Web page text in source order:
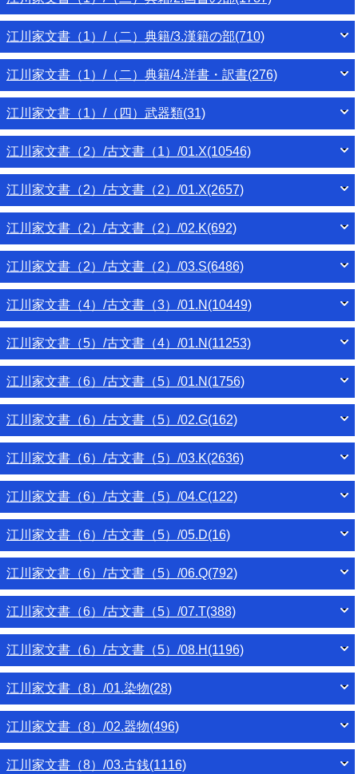
江川家文書（1）/（二）典籍/3.漢籍の部(710)
江川家文書（1）/（二）典籍/4.洋書・訳書(276)
江川家文書（1）/（四）武器類(31)
江川家文書（2）/古文書（1）/01.X(10546)
江川家文書（2）/古文書（2）/01.X(2657)
江川家文書（2）/古文書（2）/02.K(692)
江川家文書（2）/古文書（2）/03.S(6486)
江川家文書（4）/古文書（3）/01.N(10449)
江川家文書（5）/古文書（4）/01.N(11253)
江川家文書（6）/古文書（5）/01.N(1756)
江川家文書（6）/古文書（5）/02.G(162)
江川家文書（6）/古文書（5）/03.K(2636)
江川家文書（6）/古文書（5）/04.C(122)
江川家文書（6）/古文書（5）/05.D(16)
江川家文書（6）/古文書（5）/06.Q(792)
江川家文書（6）/古文書（5）/07.T(388)
江川家文書（6）/古文書（5）/08.H(1196)
江川家文書（8）/01.染物(28)
江川家文書（8）/02.器物(496)
江川家文書（8）/03.古銭(1116)